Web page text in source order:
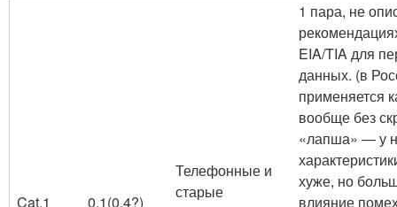
Cat.1 0,1(0,4?)
Телефонные и
старые
1 пара, не
EIA/TIA для
данных. (в
применяется
вообще без
«лапша» — у
хуже, но
влияние